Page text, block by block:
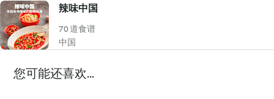
辣味中国
70 道食谱
中国
您可能还喜欢...